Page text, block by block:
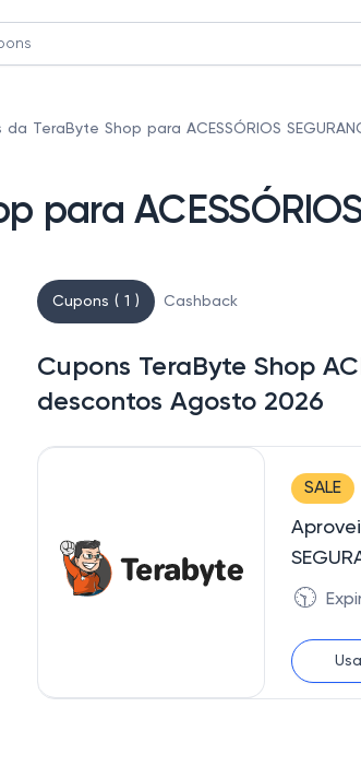
da TeraByte Shop para ACESSÓRIOS
para
Cupons ( 1 ) Cashback
Cupons TeraByte Shop
descontos Agosto 2026
SALE
🕥